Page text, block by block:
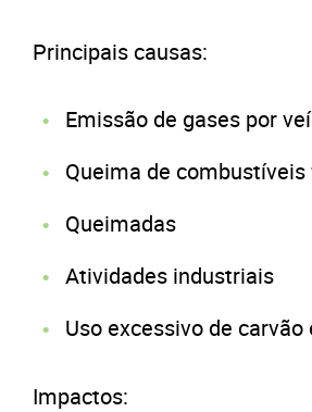
Principais causas:
Emissão de gases por
Queima de
Queimadas
Atividades industriais
Uso excessivo de
Impactos: